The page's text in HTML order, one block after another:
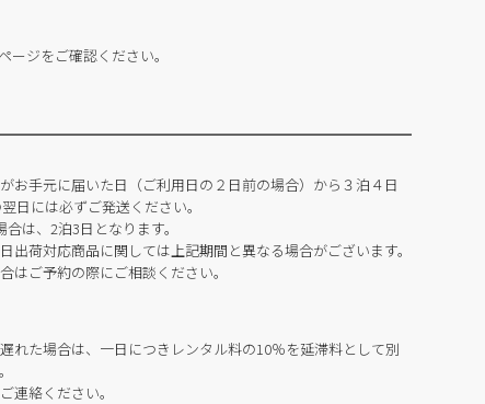
ージをご確認ください。
お手元に届いた日（ご利用日の２日前の場合）から３泊４日
日には必ずご発送ください。
は、2泊3日となります。
出荷対応商品に関しては上記期間と異なる場合がございます。
ご予約の際にご相談ください。
れた場合は、一日につきレンタル料の10％を延滞料として別
連絡ください。